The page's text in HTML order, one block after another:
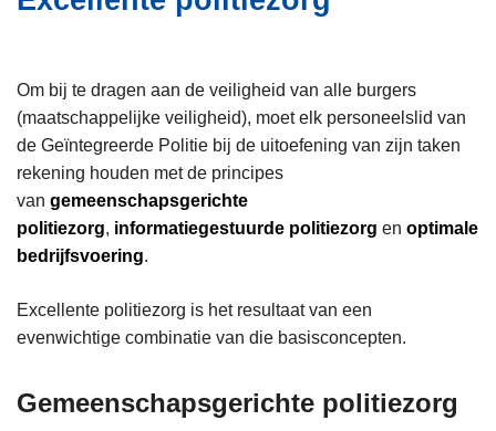
i
Om bij te dragen aan de veiligheid van alle burgers
(maatschappelijke veiligheid), moet elk personeelslid van
de Geïntegreerde Politie bij de uitoefening van zijn taken
rekening houden met de principes
van gemeenschapsgerichte
politiezorg, informatiegestuurde politiezorg en optimale
bedrijfsvoering.
Excellente politiezorg is het resultaat van een
evenwichtige combinatie van die basisconcepten.
Gemeenschapsgerichte politiezorg